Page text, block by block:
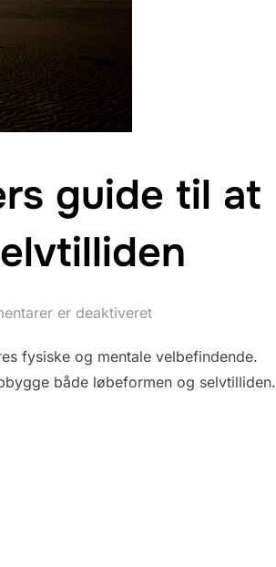
guide til at
er deaktiveret
fysiske og mentale velbefindende.
både løbeformen og selvtilliden.